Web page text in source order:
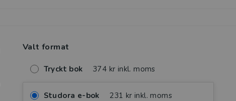
Valt format
Tryckt bok 374 kr inkl. moms
Studora e-bok 231 kr inkl. moms